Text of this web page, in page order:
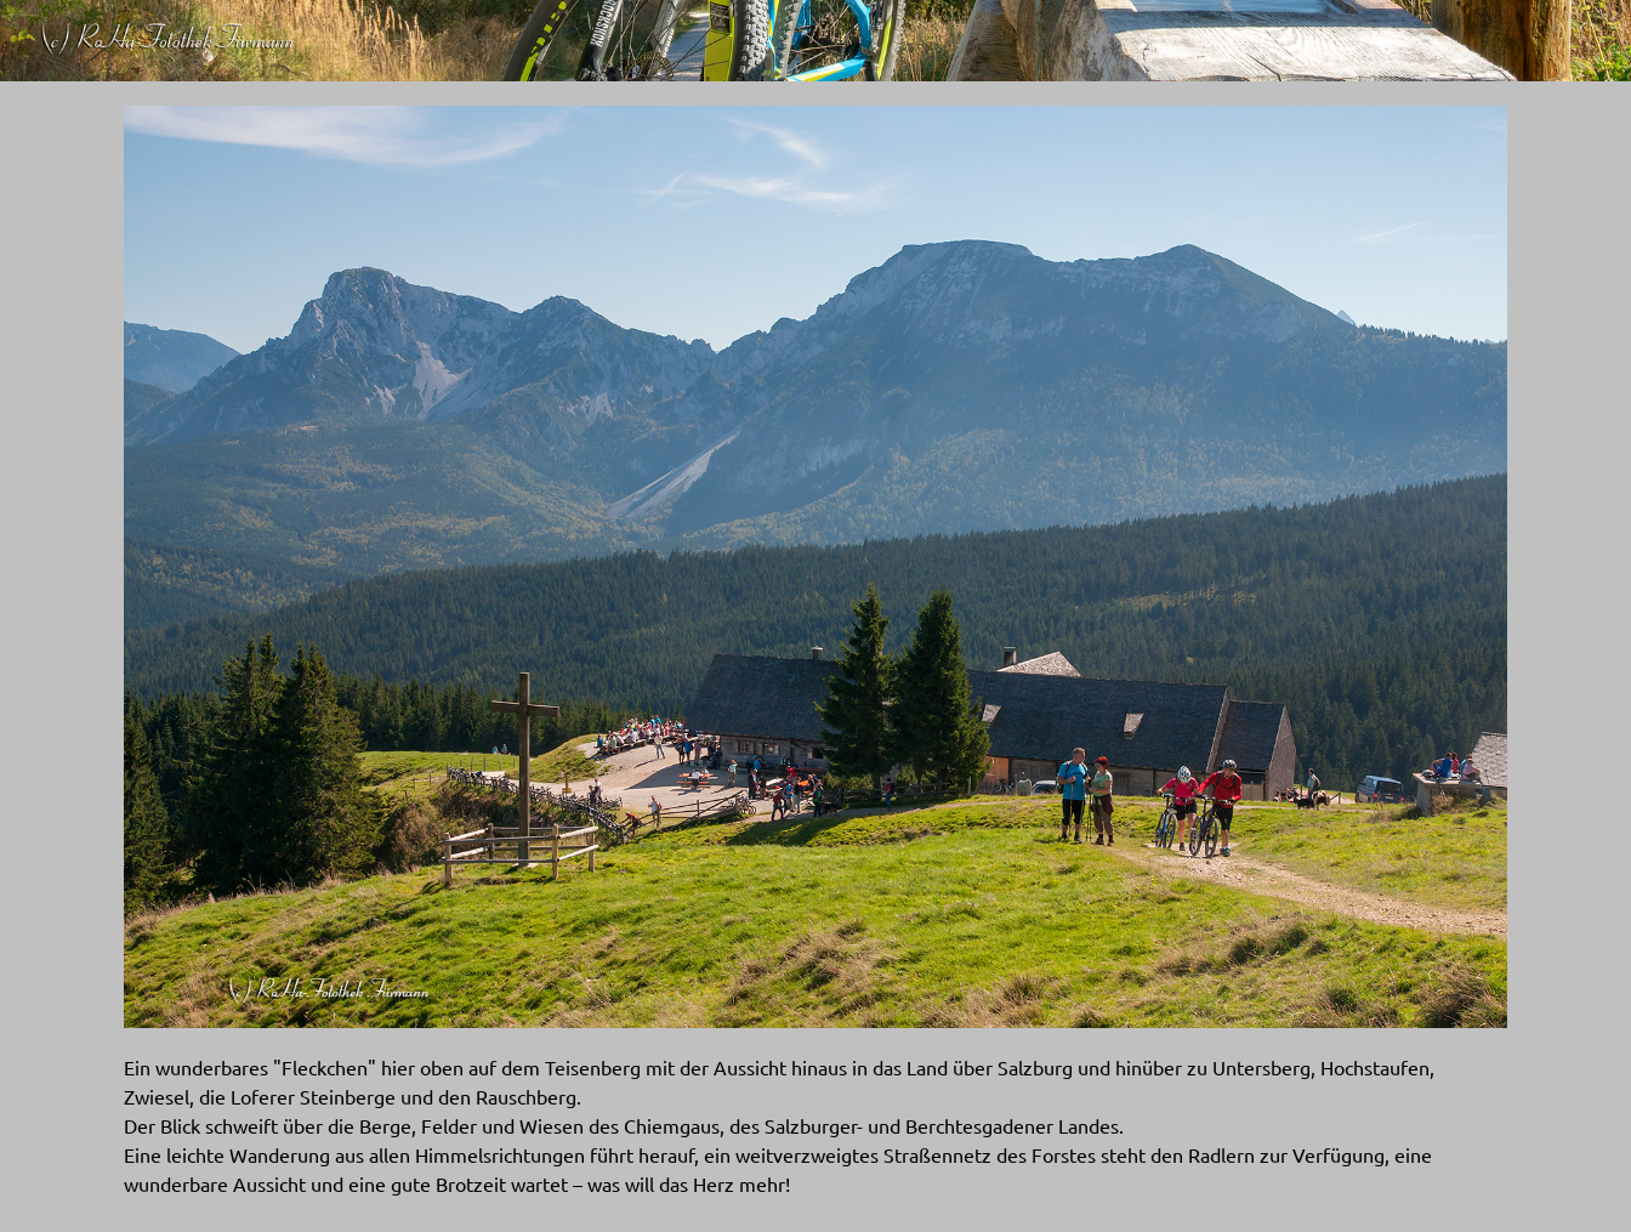
Ein wunderbares "Fleckchen" hier oben auf dem Teisenberg mit der Aussicht hinaus in das Land über Salzburg und hin­über zu Untersberg, Hochstaufen,
Zwiesel, die Loferer Steinberge und den Rauschberg.
Der Blick schweift über die Berge, Felder und Wiesen des Chiemgaus, des Salzburger- und Berchtesgadener Landes.
Eine leichte Wanderung aus allen Himmelsrichtungen führt herauf, ein weitverzweigtes Straßennetz des Forstes steht den Radlern zur Verfügung, eine
wunderbare Aussicht und eine gute Brotzeit wartet – was will das Herz mehr!